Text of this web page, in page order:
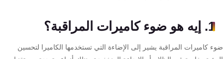
1. إيه هو ضوء كاميرات المراقبة؟
كاميرات المراقبة يشير إلى الإضاءة التي تستخدمها الكاميرا لتحسين
بصمة